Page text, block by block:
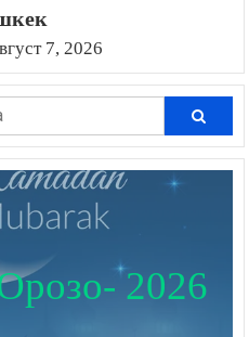
7, 2026
2026